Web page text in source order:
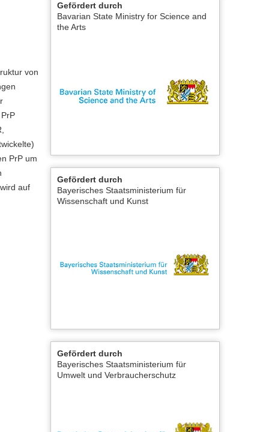
von
PrP um
auf
Gefördert durch
Bavarian State Ministry for Science and
the Arts
Gefördert durch
Bayerisches Staatsministerium für
Wissenschaft und Kunst
Gefördert durch
Bayerisches Staatsministerium für
Umwelt und Verbraucherschutz